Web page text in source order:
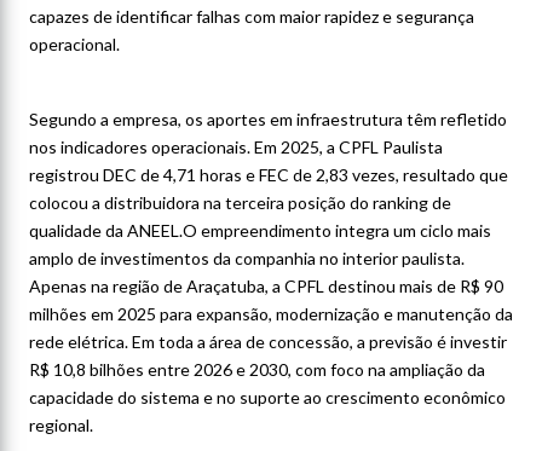
capazes de identificar falhas com maior rapidez e segurança
operacional.
Segundo a empresa, os aportes em infraestrutura têm refletido
nos indicadores operacionais. Em 2025, a CPFL Paulista
registrou DEC de 4,71 horas e FEC de 2,83 vezes, resultado que
colocou a distribuidora na terceira posição do ranking de
qualidade da ANEEL.O empreendimento integra um ciclo mais
amplo de investimentos da companhia no interior paulista.
Apenas na região de Araçatuba, a CPFL destinou mais de R$ 90
milhões em 2025 para expansão, modernização e manutenção da
rede elétrica. Em toda a área de concessão, a previsão é investir
R$ 10,8 bilhões entre 2026 e 2030, com foco na ampliação da
capacidade do sistema e no suporte ao crescimento econômico
regional.